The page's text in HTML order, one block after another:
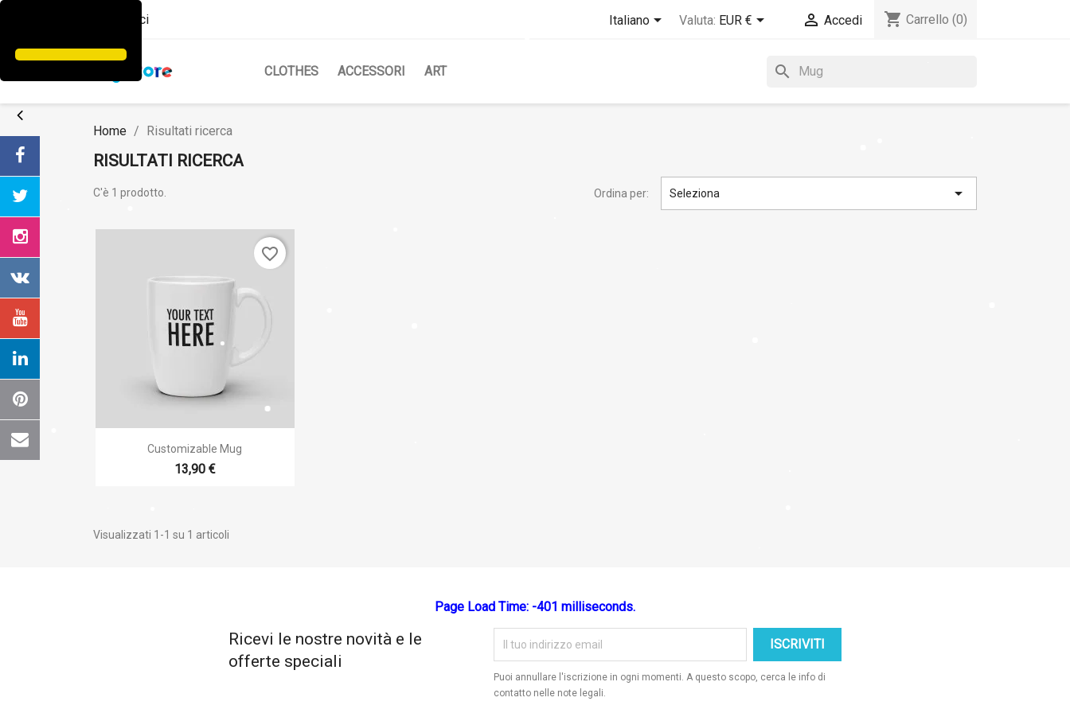
Contattaci Italiano Valuta: EUR €  Accedi shopping_cart Carrello (0)
CLOTHES ACCESSORI ART search
Home Risultati ricerca
RISULTATI RICERCA
C'è 1 prodotto. Ordina per: Seleziona 
Anteprima
Customizable Mug
13,90 €
favorite_border
Visualizzati 1-1 su 1 articoli
Page Load Time: -401 milliseconds.
Ricevi le nostre novità e le
offerte speciali
Puoi annullare l'iscrizione in ogni momenti. A questo scopo, cerca le info di
contatto nelle note legali.